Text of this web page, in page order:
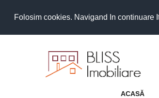
Folosim cookies. Navigand In continuare
ACASĂ